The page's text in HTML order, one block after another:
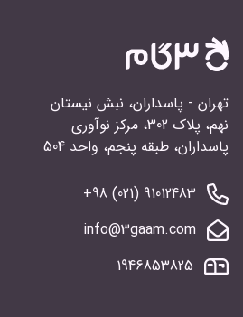
تهران - پاسداران، نبش نیستان
نهم، پلاک 302، مرکز نوآوری
پاسداران، طبقه پنجم، واحد 504
91012483 (021) 98+
info@3gaam.com
1946853825